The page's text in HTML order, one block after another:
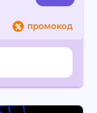
промокод